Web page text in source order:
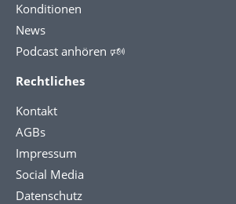
Konditionen
News
Podcast anhören 🕬
Rechtliches
Kontakt
AGBs
Impressum
Social Media
Datenschutz